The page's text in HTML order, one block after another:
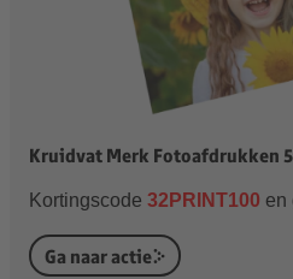
Kruidvat Merk Fotoafdrukken
Kortingscode 32PRINT100 en
Ga naar actie